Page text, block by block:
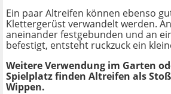
Ein paar Altreifen können ebenso
Klettergerüst verwandelt werden.
aneinander festgebunden und an
befestigt, entsteht ruckzuck ein
Weitere Verwendung im Garten
Spielplatz finden Altreifen als
Wippen.